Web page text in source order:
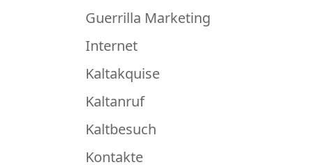
Guerrilla Marketing
Internet
Kaltakquise
Kaltanruf
Kaltbesuch
Kontakte